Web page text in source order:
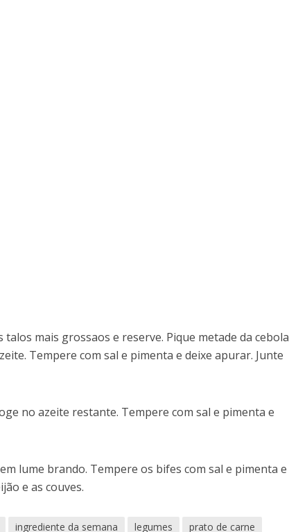
mais grossaos e reserve. Pique metade da cebola
Tempere com sal e pimenta e deixe apurar. Junte
no azeite restante. Tempere com sal e pimenta e
lume brando. Tempere os bifes com sal e pimenta e
e as couves.
ingrediente da semana legumes
prato de carne